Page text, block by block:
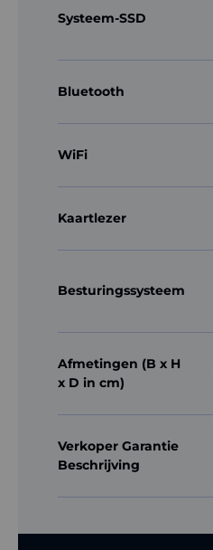
Systeem-SSD
Bluetooth
WiFi
Kaartlezer
Besturingssysteem
Afmetingen (B x H
x D in cm)
Verkoper Garantie
Beschrijving